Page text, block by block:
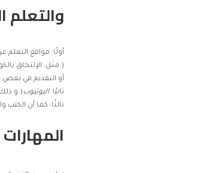
أولًا: مواقع التعلم
( مثل: الإلتحاق
‏أو التقديم في بعض
ثانيًا:اليوتيوب( و
ثالثًا: كما أن ‏الكتب